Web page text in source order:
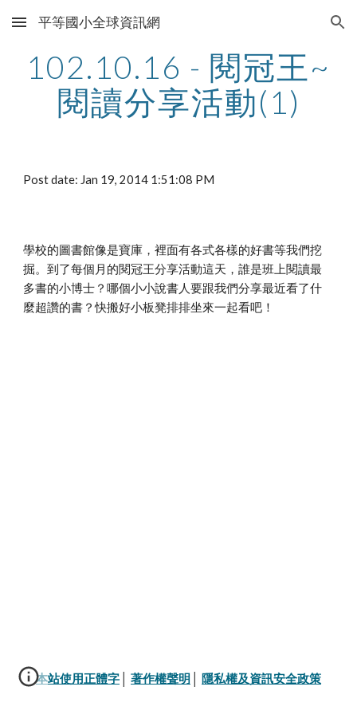
Skip to main content Skip to navigation
平等國小全球資訊網
102.10.16 - 閱冠王~
閱讀分享活動(1)
Post date: Jan 19, 2014 1:51:08 PM
學校的圖書館像是寶庫，裡面有各式各樣的好書等我們挖
掘。到了每個月的閱冠王分享活動這天，誰是班上閱讀最
多書的小博士？哪個小小說書人要跟我們分享最近看了什
麼超讚的書？快搬好小板凳排排坐來一起看吧！
本站使用正體字 著作權聲明 隱私權及資訊安全政策